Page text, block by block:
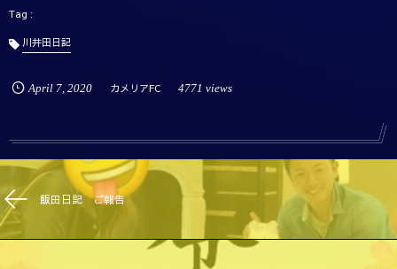
川井田日記
April 7, 2020 カメリアFC 4771 views
飯田日記 ご報告